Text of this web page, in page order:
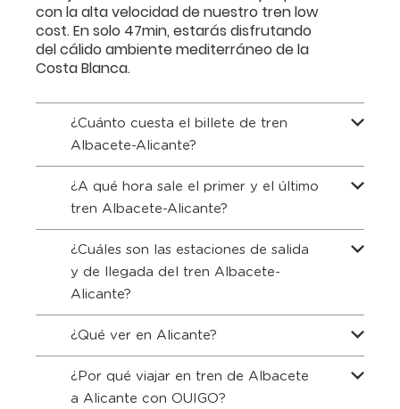
con la alta velocidad de nuestro tren low
cost. En solo 47min, estarás disfrutando
del cálido ambiente mediterráneo de la
Costa Blanca.
¿Cuánto cuesta el billete de tren
Albacete-Alicante?
¿A qué hora sale el primer y el último
tren Albacete-Alicante?
¿Cuáles son las estaciones de salida
y de llegada del tren Albacete-
Alicante?
¿Qué ver en Alicante?
¿Por qué viajar en tren de Albacete
a Alicante con OUIGO?